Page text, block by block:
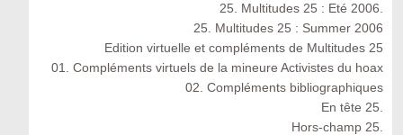
25. Multitudes 25 : Eté 2006.
25. Multitudes 25 : Summer 2006
Edition virtuelle et compléments de Multitudes 25
01. Compléments virtuels de la mineure Activistes du hoax
02. Compléments bibliographiques
En tête 25.
Hors-champ 25.